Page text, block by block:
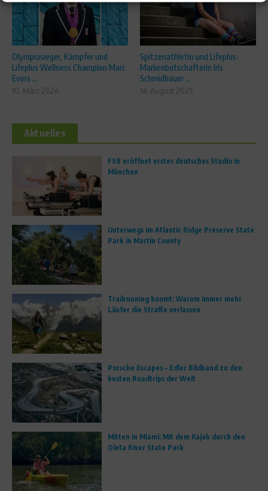
Olympiasieger, Kämpfer und
Lifeplus Wellness Champion Marc
Evers ...
10. März 2026
Spitzenathletin und Lifeplus-
Markenbotschafterin Iris
Schmidbauer ...
14. August 2025
Aktuelles
FS8 eröffnet erstes deutsches Studio in
München
Unterwegs im Atlantic Ridge Preserve State
Park in Martin County
Trailrunning boomt: Warum immer mehr
Läufer die Straße verlassen
Porsche Escapes – Edler Bildband zu den
besten Roadtrips der Welt
Mitten in Miami: Mit dem Kajak durch den
Oleta River State Park